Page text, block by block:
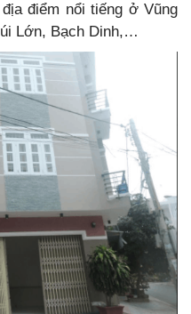
điểm nổi tiếng ở Vũng
Lớn, Bạch Dinh,…